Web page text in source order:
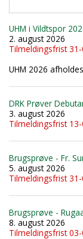
UHM i Vildtspor
2. august 2026
Tilmeldingsfrist
UHM 2026
DRK Prøver
3. august 2026
Tilmeldingsfrist
Brugsprøve - Fr.
5. august 2026
Tilmeldingsfrist
Brugsprøve -
8. august 2026
Tilmeldingsfrist